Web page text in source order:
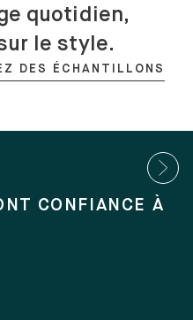
quotidien,
le style.
DES ÉCHANTILLONS
CONFIANCE À